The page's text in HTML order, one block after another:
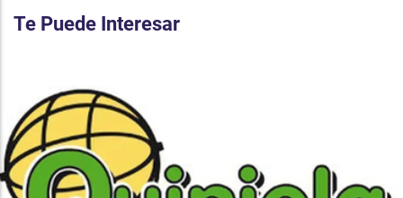
Te Puede Interesar